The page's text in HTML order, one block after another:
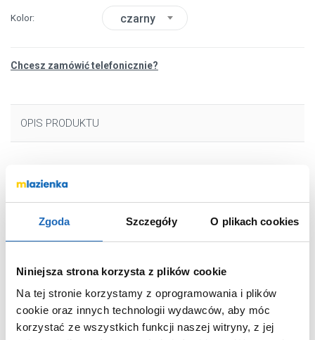
Zgoda Szczegóły O plikach cookies
Niniejsza strona korzysta z plików cookie
Na tej stronie korzystamy z oprogramowania i plików
cookie oraz innych technologii wydawców, aby móc
korzystać ze wszystkich funkcji naszej witryny, z jej
Kolor czarny
Chcesz zamówić telefonicznie?
OPIS PRODUKTU
Marka
Seria
Dima
Nr katalogowy
BQD768D
Montaż
stojąca
jednouchwytowa
Wyciągana wylewka
nie
Podokienna
nie